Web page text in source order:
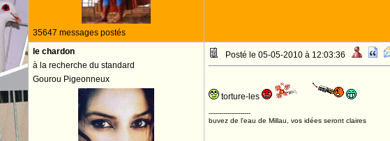
35647 messages postés
le chardon
à la recherche du standard
Gourou Pigeonneux
Posté le 05-05-2010 à 12:03:36
torture-les
--------------------
buvez de l'eau de Millau, vos idées seront claires